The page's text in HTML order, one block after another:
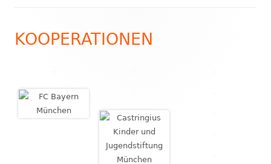
Inhalt
KOOPERATIONEN